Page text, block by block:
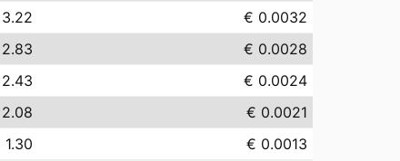
€ 0.0032
€ 0.0028
€ 0.0024
€ 0.0021
1.30
€ 0.0013